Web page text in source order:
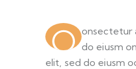
Q onsectetur
do eiusm
elit, sed do eiusm